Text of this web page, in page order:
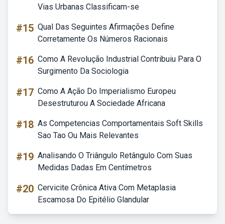
Vias Urbanas Classificam-se
#15 Qual Das Seguintes Afirmações Define
Corretamente Os Números Racionais
#16 Como A Revolução Industrial Contribuiu Para O
Surgimento Da Sociologia
#17 Como A Ação Do Imperialismo Europeu
Desestruturou A Sociedade Africana
#18 As Competencias Comportamentais Soft Skills
Sao Tao Ou Mais Relevantes
#19 Analisando O Triângulo Retângulo Com Suas
Medidas Dadas Em Centímetros
#20 Cervicite Crônica Ativa Com Metaplasia
Escamosa Do Epitélio Glandular